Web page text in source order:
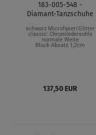
183-005-548 -
Diamant-Tanzschuhe
schwarz Microfaser/Glitter
classic: Chromledersohle
normale Weite
Block-Absatz 1,2cm
137,50 EUR